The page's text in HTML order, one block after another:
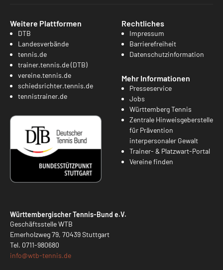
Weitere Plattformen
DTB
Landesverbände
tennis.de
trainer.tennis.de (DTB)
vereine.tennis.de
schiedsrichter.tennis.de
tennistrainer.de
Rechtliches
Impressum
Barrierefreiheit
Datenschutzinformation
Mehr Informationen
Presseservice
Jobs
Württemberg Tennis
Zentrale Hinweisgeberstelle
für Prävention
interpersonaler Gewalt
Trainer- & Platzwart-Portal
Vereine finden
Württembergischer Tennis-Bund e.V.
Geschäftsstelle WTB
Emerholzweg 79, 70439 Stuttgart
Tel. 0711-980680
info@wtb-tennis.de